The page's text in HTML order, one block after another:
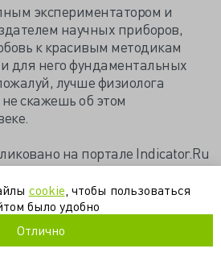
экспериментатором и
научных приборов,
к красивым методикам
для него фундаментальных
лучше физиолога
скажешь об этом
на портале Indicator.Ru
нобелевская премия
cookie , чтобы пользоваться
было удобно
Отлично